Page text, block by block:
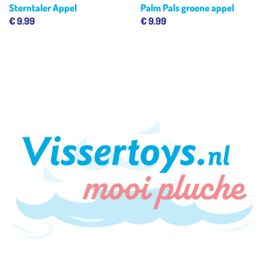
Sterntaler Appel
€9.99
Palm Pals groene appel
€9.99